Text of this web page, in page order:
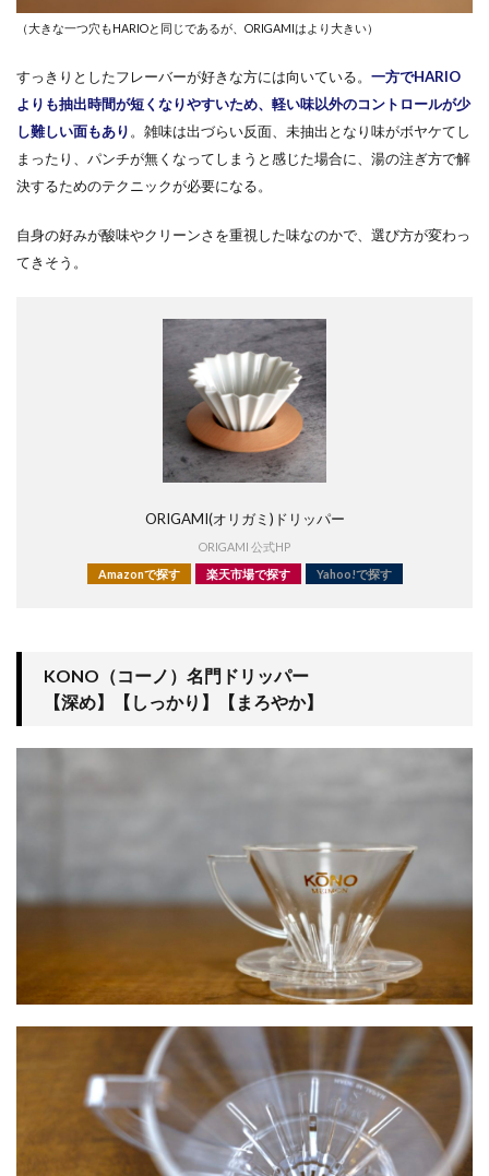
（大きな一つ穴もHARIOと同じであるが、ORIGAMIはより大きい）
すっきりとしたフレーバーが好きな方には向いている。 一方でHARIO
よりも抽出時間が短くなりやすいため、軽い味以外のコントロールが少
し難しい面もあり 。雑味は出づらい反面、未抽出となり味がボヤケてし
まったり、パンチが無くなってしまうと感じた場合に、湯の注ぎ方で解
決するためのテクニックが必要になる。
自身の好みが酸味やクリーンさを重視した味なのかで、選び方が変わっ
てきそう。
ORIGAMI(オリガミ)ドリッパー
ORIGAMI 公式HP
Amazonで探す
楽天市場で探す Yahoo!で探す
KONO（コーノ）名門ドリッパー
【深め】【しっかり】【まろやか】